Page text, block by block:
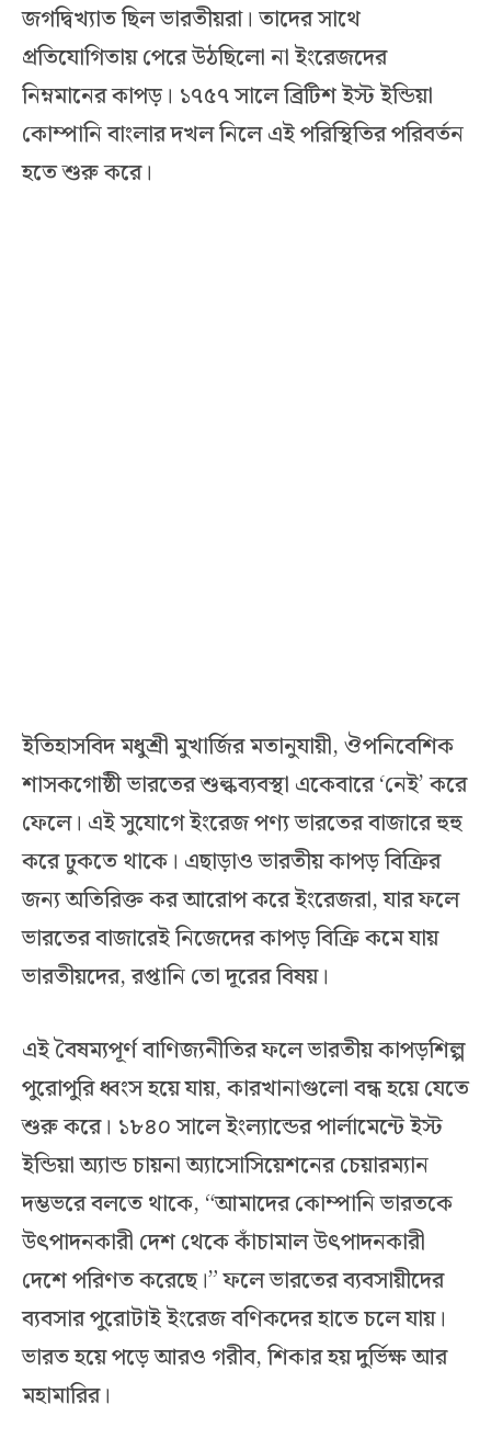
জগদ্বিখ্যাত ছিল ভারতীয়রা। তাদের সাথে
প্রতিযোগিতায় পেরে উঠছিলো না ইংরেজদের
নিম্নমানের কাপড়। ১৭৫৭ সালে ব্রিটিশ ইস্ট ইন্ডিয়া
কোম্পানি বাংলার দখল নিলে এই পরিস্থিতির পরিবর্তন
হতে শুরু করে।
ইতিহাসবিদ মধুশ্রী মুখার্জির মতানুযায়ী, ঔপনিবেশিক
শাসকগোষ্ঠী ভারতের শুল্কব্যবস্থা একেবারে ‘নেই’ করে
ফেলে। এই সুযোগে ইংরেজ পণ্য ভারতের বাজারে হুহু
করে ঢুকতে থাকে। এছাড়াও ভারতীয় কাপড় বিক্রির
জন্য অতিরিক্ত কর আরোপ করে ইংরেজরা, যার ফলে
ভারতের বাজারেই নিজেদের কাপড় বিক্রি কমে যায়
ভারতীয়দের, রপ্তানি তো দূরের বিষয়।
এই বৈষম্যপূর্ণ বাণিজ্যনীতির ফলে ভারতীয় কাপড়শিল্প
পুরোপুরি ধ্বংস হয়ে যায়, কারখানাগুলো বন্ধ হয়ে যেতে
শুরু করে। ১৮৪০ সালে ইংল্যান্ডের পার্লামেন্টে ইস্ট
ইন্ডিয়া অ্যান্ড চায়না অ্যাসোসিয়েশনের চেয়ারম্যান
দম্ভভরে বলতে থাকে, “আমাদের কোম্পানি ভারতকে
উৎপাদনকারী দেশ থেকে কাঁচামাল উৎপাদনকারী
দেশে পরিণত করেছে।” ফলে ভারতের ব্যবসায়ীদের
ব্যবসার পুরোটাই ইংরেজ বণিকদের হাতে চলে যায়।
ভারত হয়ে পড়ে আরও গরীব, শিকার হয় দুর্ভিক্ষ আর
মহামারির।